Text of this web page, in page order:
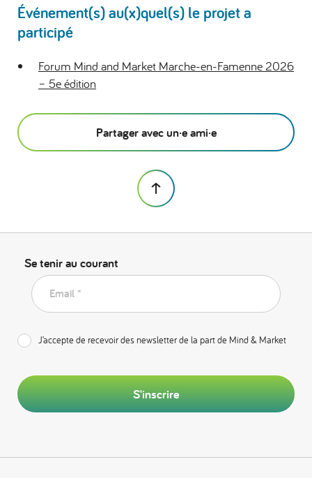
Événement(s) au(x)quel(s) le projet a
participé
Forum Mind and Market Marche-en-Famenne 2026
– 5e édition
Partager avec un·e ami·e
Se tenir au courant
Email *
J’accepte de recevoir des newsletter de la part de Mind & Market
S'inscrire